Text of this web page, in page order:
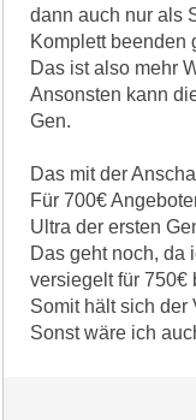
dann auch nur als
Komplett beenden
Das ist also mehr
Ansonsten kann
Gen.
Das mit der
Für 700€
Ultra der ersten
Das geht noch, da
versiegelt für 750€
Somit hält sich der
Sonst wäre ich